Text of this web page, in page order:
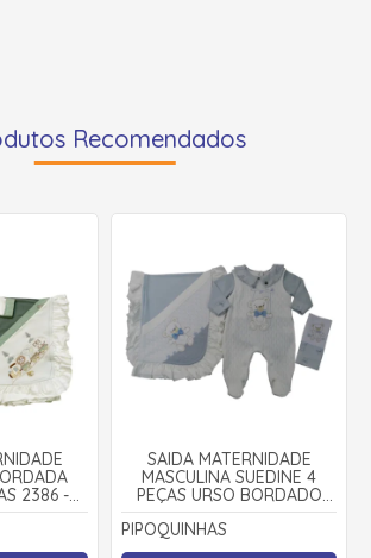
Recomendados
2386 -
SAIDA MATERNIDADE
MASCULINA SUEDINE 4
PEÇAS URSO BORDADO
2431 - PIPOQUINHAS
PIPOQUINHAS